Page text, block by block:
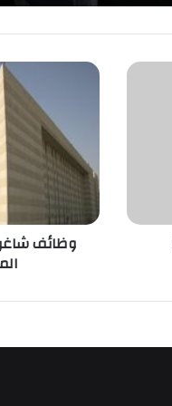
وظائف
بمستشفى
القوات
المسلحة
بوادي
الدواسر
وظائف